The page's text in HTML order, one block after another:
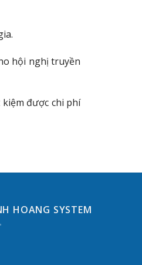
hội nghị truyền
kiệm được chi phí
HOANG SYSTEM